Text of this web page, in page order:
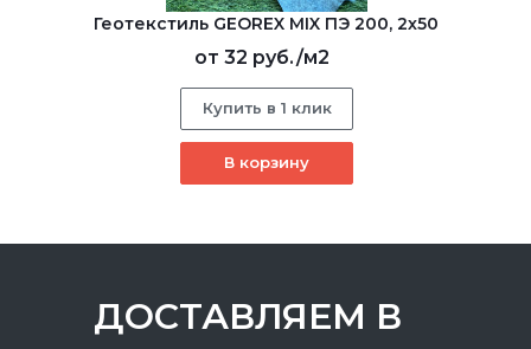
Геотекстиль GEOREX MIX ПЭ 200, 2х50
от 32 руб./м2
Купить в 1 клик
В корзину
ДОСТАВЛЯЕМ В